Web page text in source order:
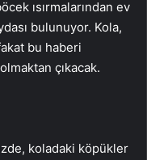
ısırmalarından ev
bulunuyor. Kola,
bu haberi
çıkacak.
koladaki köpükler